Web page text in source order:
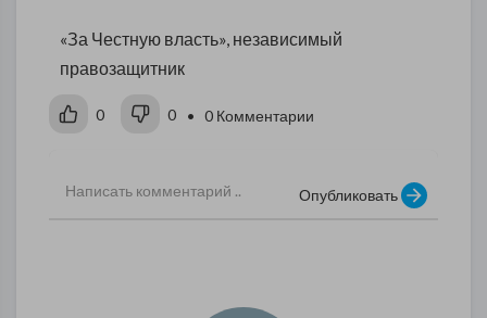
«За Честную власть», независимый
правозащитник
0 0 • 0 Комментарии
Опубликовать